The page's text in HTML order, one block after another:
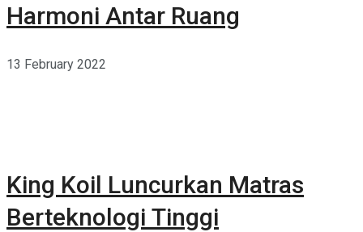
Harmoni Antar Ruang
13 February 2022
King Koil Luncurkan Matras
Berteknologi Tinggi